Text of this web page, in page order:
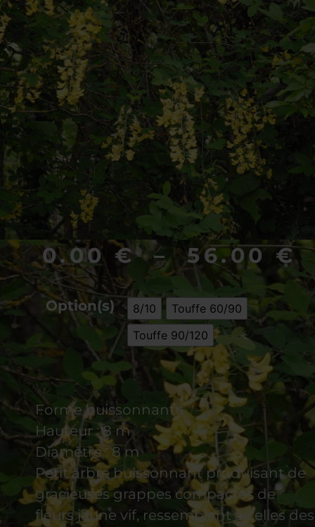
0.00 € – 56.00€
Option(s) 8/10
Touffe 60/90
Touffe 90/120
Forme buissonnante
Hauteur : 8 m
Diamètre : 8 m
Petit arbre buissonnant produisant de
gracieuses grappes compactes de
fleurs jaune vif, ressemblant à celles des